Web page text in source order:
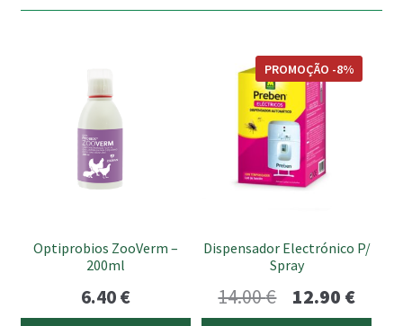
Optiprobios ZooVerm –
200ml
6.40€
Dispensador Electrónico P/
Spray
PROMOÇÃO -8%
14.00€ 12.90 €O